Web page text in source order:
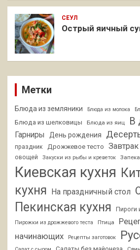
СЕУЛ
Острый яичный
Метки
Блюда из земляники Блюда из молока
Блюда из шелковицы Блюда из яиц В
Гарниры День рождения
праздник
Дрожжевое тесто Завтрак
овощей
Закуски из рыбы и креветок
Киевская кухня
кухня
На праздничный стол
Пекинская кухня Пироги
Пирожки из дрожжевого теста Птица
начинающих
Рецепты заготовок